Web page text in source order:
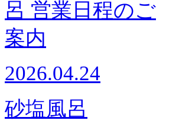
2026.04.24
砂塩風呂